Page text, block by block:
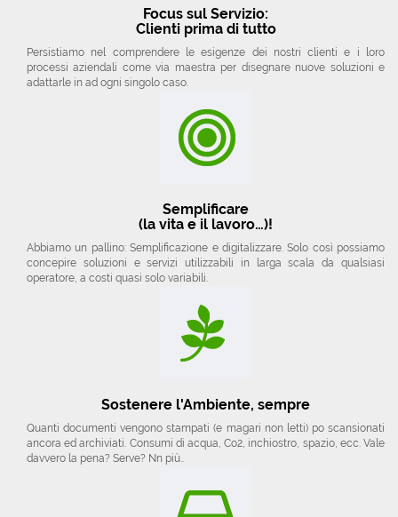
Focus sul Servizio:
Clienti prima di tutto
Persistiamo nel comprendere le esigenze dei nostri clienti e i loro
processi aziendali come via maestra per disegnare nuove soluzioni e
adattarle in ad ogni singolo caso.
Semplificare
(la vita e il lavoro…)!
Abbiamo un pallino: Semplificazione e digitalizzare. Solo così possiamo
concepire soluzioni e servizi utilizzabili in larga scala da qualsiasi
operatore, a costi quasi solo variabili.
Sostenere l'Ambiente, sempre
Quanti documenti vengono stampati (e magari non letti) po scansionati
ancora ed archiviati. Consumi di acqua, Co2, inchiostro, spazio, ecc. Vale
davvero la pena? Serve? Nn più..